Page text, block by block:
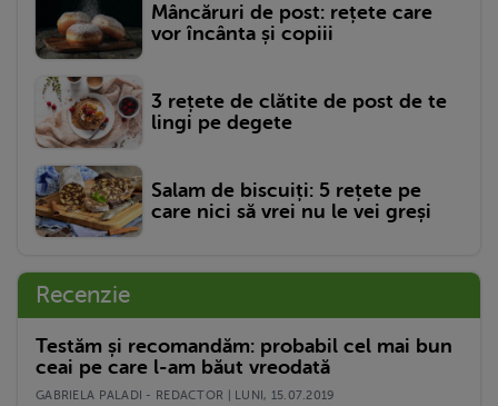
Mâncăruri de post: rețete care
vor încânta și copiii
3 rețete de clătite de post de te
lingi pe degete
Salam de biscuiți: 5 rețete pe
care nici să vrei nu le vei greși
Recenzie
Testăm și recomandăm: probabil cel mai bun
ceai pe care l-am băut vreodată
GABRIELA PALADI - REDACTOR | LUNI, 15.07.2019